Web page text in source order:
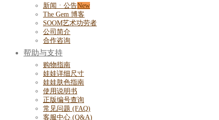
新闻ㆍ公告
The Gem 博客
SOOM艺术功劳者
公司简介
合作咨询
帮助与支持
购物指南
娃娃详细尺寸
娃娃肤色指南
使用说明书
正版编号查询
常见问题 (FAQ)
客服中心 (Q&A)